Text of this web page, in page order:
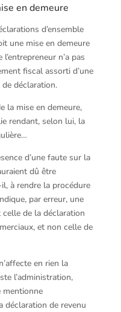
en demeure
d’ensemble
une mise en demeure
n’a pas
fiscal assorti d’une
déclaration.
la mise en demeure,
rendant, selon lui, la
d’une faute sur la
dû être
à rendre la procédure
par erreur, une
de la déclaration
et non celle de
en rien la
l’administration,
mentionne
déclaration de revenu